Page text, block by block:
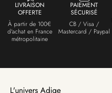
LIVRAISON
OFFERTE
À partir de 100€
d'achat en France
métropolitaine
PAIEMENT
SÉCURISÉ
CB / Visa /
Mastercard / Paypal
L'univers Adige